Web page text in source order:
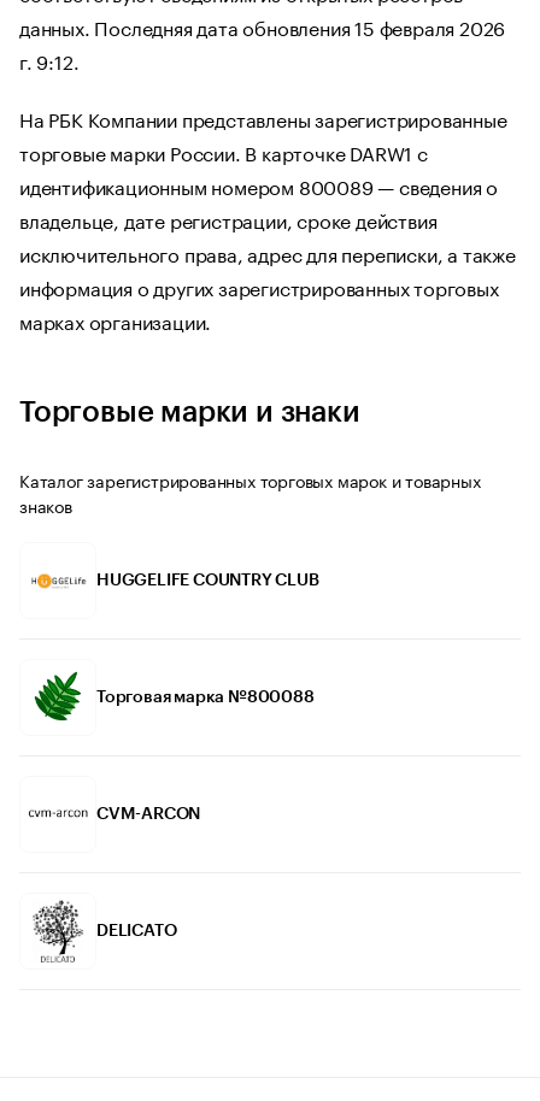
данных. Последняя дата обновления 15 февраля 2026
г. 9:12.
На РБК Компании представлены зарегистрированные
торговые марки России. В карточке DARW1 с
идентификационным номером 800089 — сведения о
владельце, дате регистрации, сроке действия
исключительного права, адрес для переписки, а также
информация о других зарегистрированных торговых
марках организации.
Торговые марки и знаки
Каталог зарегистрированных торговых марок и товарных
знаков
HUGGELIFE COUNTRY CLUB
Торговая марка №800088
CVM-ARCON
DELICATO